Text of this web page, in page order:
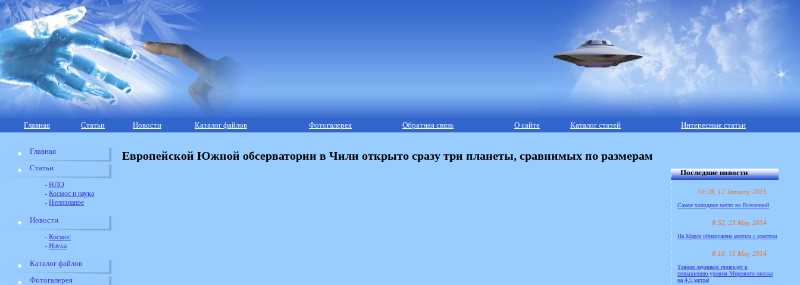
Главная Статьи Новости Каталог файлов Фотогалерея Обратная связь О сайте Каталог статей Интересные статьи
Главная
Статьи
- НЛО
- Космос и наука
- Непознаное
Новости
- Космос
- Наука
Каталог файлов
Фотогалерея
Европейской Южной обсерватории в Чили открыто сразу три планеты, сравнимых по размерам
Последние новости
10:28, 12 January, 2015
Самое холодное место во Вселенной
8:52, 23 May, 2014
На Марсе обнаружена могила с крестом
8:18, 13 May, 2014
Таяние ледников приведёт к
повышению уровня Мирового океана
на 4,5 метра!